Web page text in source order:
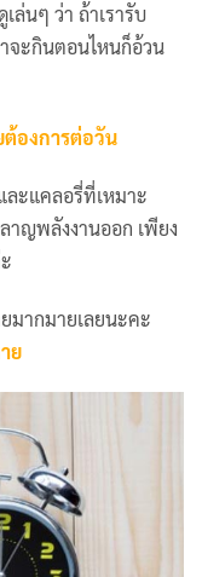
ล่นๆ ว่า ถ้าเรารับ
าจะกินตอนไหนก็อ้วน
องการต่อวัน
ละแคลอรี่ที่เหมาะ
าญพลังงานออก เพียง
มากมายเลยนะคะ
ย